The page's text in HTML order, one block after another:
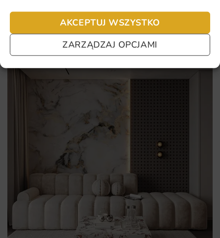
AKCEPTUJ WSZYSTKO
ZARZĄDZAJ OPCJAMI
Pomagamy i doradzamy przy każdym zakupie. Ale jeżeli
nie chcesz czekać – sprawdź najczęściej zadawane pytania.